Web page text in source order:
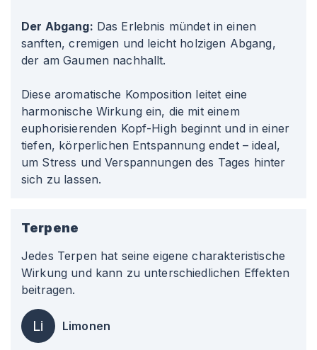
Der Abgang: Das Erlebnis mündet in einen
sanften, cremigen und leicht holzigen Abgang,
der am Gaumen nachhallt.
Diese aromatische Komposition leitet eine
harmonische Wirkung ein, die mit einem
euphorisierenden Kopf-High beginnt und in einer
tiefen, körperlichen Entspannung endet – ideal,
um Stress und Verspannungen des Tages hinter
sich zu lassen.
Terpene
Jedes Terpen hat seine eigene charakteristische
Wirkung und kann zu unterschiedlichen Effekten
beitragen.
Li Limonen